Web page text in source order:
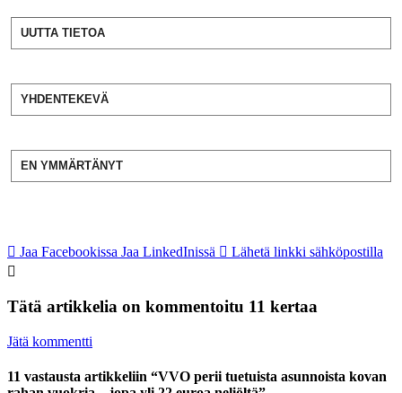
UUTTA TIETOA
YHDENTEKEVÄ
EN YMMÄRTÄNYT
Jaa Facebookissa Jaa LinkedInissä Lähetä linkki sähköpostilla
Tätä artikkelia on kommentoitu 11 kertaa
Jätä kommentti
11 vastausta artikkeliin “VVO perii tuetuista asunnoista kovan